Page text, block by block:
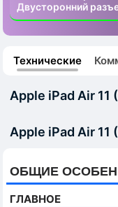
Двусторонний
Технические
Apple iPad Air 11
Apple iPad Air 11
ОБЩИЕ
ГЛАВНОЕ